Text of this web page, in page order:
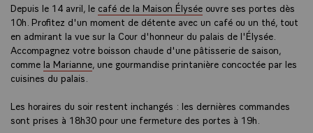
Depuis le 14 avril, le café de la Maison Élysée ouvre ses portes dès
10h. Profitez d'un moment de détente avec un café ou un thé, tout
en admirant la vue sur la Cour d'honneur du palais de l'Élysée.
Accompagnez votre boisson chaude d'une pâtisserie de saison,
comme la Marianne , une gourmandise printanière concoctée par les
cuisines du palais.
Les horaires du soir restent inchangés : les dernières commandes
sont prises à 18h30 pour une fermeture des portes à 19h.